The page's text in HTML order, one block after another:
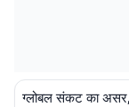
ग्लोबल संकट का